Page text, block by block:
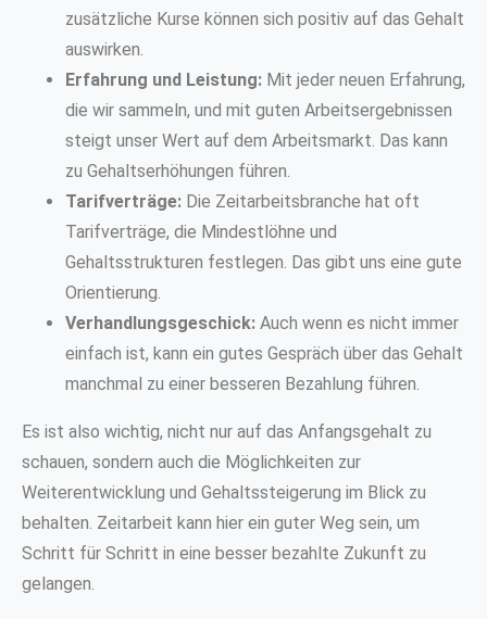
zusätzliche Kurse können sich positiv auf das Gehalt
auswirken.
Erfahrung und Leistung: Mit jeder neuen Erfahrung,
die wir sammeln, und mit guten Arbeitsergebnissen
steigt unser Wert auf dem Arbeitsmarkt. Das kann
zu Gehaltserhöhungen führen.
Tarifverträge: Die Zeitarbeitsbranche hat oft
Tarifverträge, die Mindestlöhne und
Gehaltsstrukturen festlegen. Das gibt uns eine gute
Orientierung.
Verhandlungsgeschick: Auch wenn es nicht immer
einfach ist, kann ein gutes Gespräch über das Gehalt
manchmal zu einer besseren Bezahlung führen.
Es ist also wichtig, nicht nur auf das Anfangsgehalt zu
schauen, sondern auch die Möglichkeiten zur
Weiterentwicklung und Gehaltssteigerung im Blick zu
behalten. Zeitarbeit kann hier ein guter Weg sein, um
Schritt für Schritt in eine besser bezahlte Zukunft zu
gelangen.